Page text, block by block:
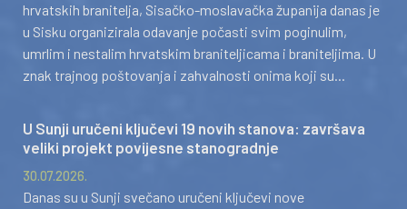
hrvatskih branitelja, Sisačko-moslavačka županija danas je
u Sisku organizirala odavanje počasti svim poginulim,
umrlim i nestalim hrvatskim braniteljicama i braniteljima. U
znak trajnog poštovanja i zahvalnosti onima koji su...
U Sunji uručeni ključevi 19 novih stanova: završava
veliki projekt povijesne stanogradnje
30.07.2026.
Danas su u Sunji svečano uručeni ključevi nove